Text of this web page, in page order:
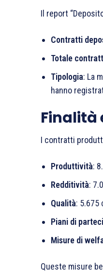
Il report
Contratti
Totale
Tipologia: La
hanno
Finalità
I contratti
Produttività:
Redditività:
Qualità: 5.675
Piani di
Misure di
Queste misure